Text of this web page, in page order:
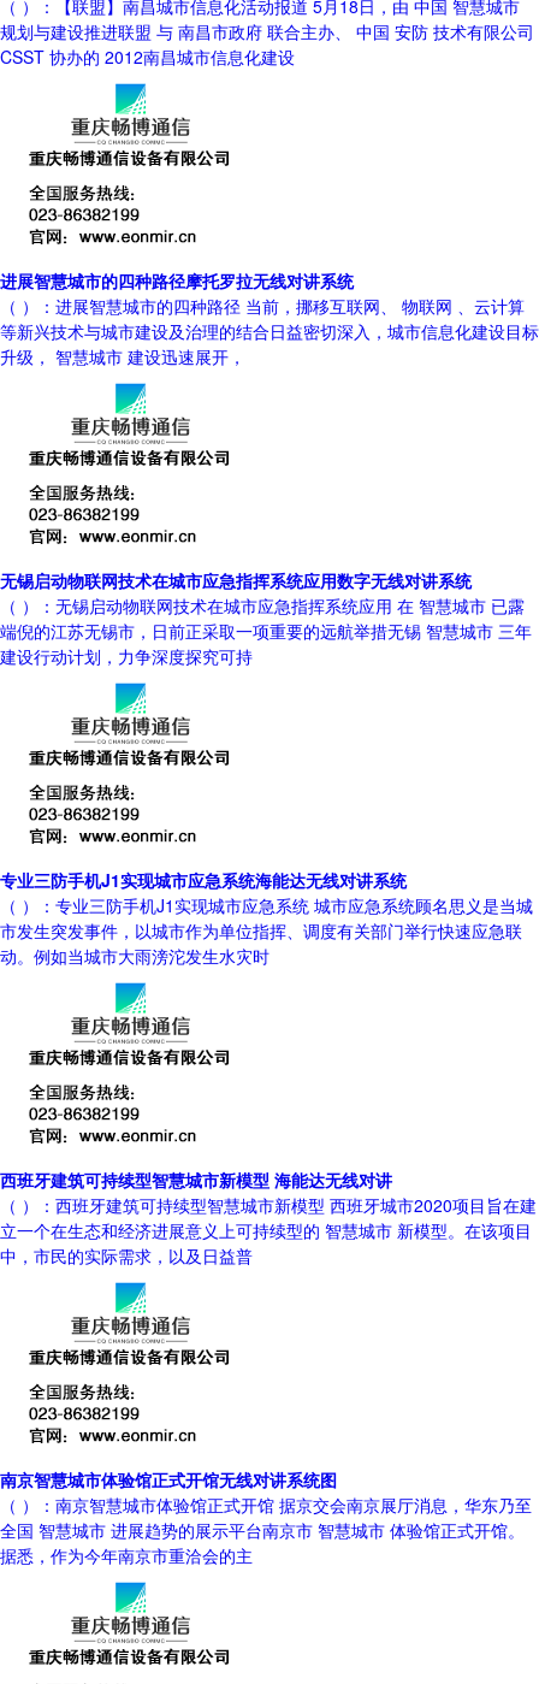
（ ）：【联盟】南昌城市信息化活动报道 5月18日，由 中国 智慧城市
规划与建设推进联盟 与 南昌市政府 联合主办、 中国 安防 技术有限公司
CSST 协办的 2012南昌城市信息化建设
进展智慧城市的四种路径摩托罗拉无线对讲系统
（ ）：进展智慧城市的四种路径 当前，挪移互联网、 物联网 、云计算
等新兴技术与城市建设及治理的结合日益密切深入，城市信息化建设目标
升级， 智慧城市 建设迅速展开，
无锡启动物联网技术在城市应急指挥系统应用数字无线对讲系统
（ ）：无锡启动物联网技术在城市应急指挥系统应用 在 智慧城市 已露
端倪的江苏无锡市，日前正采取一项重要的远航举措无锡 智慧城市 三年
建设行动计划，力争深度探究可持
专业三防手机J1实现城市应急系统海能达无线对讲系统
（ ）：专业三防手机J1实现城市应急系统 城市应急系统顾名思义是当城
市发生突发事件，以城市作为单位指挥、调度有关部门举行快速应急联
动。例如当城市大雨滂沱发生水灾时
西班牙建筑可持续型智慧城市新模型 海能达无线对讲
（ ）：西班牙建筑可持续型智慧城市新模型 西班牙城市2020项目旨在建
立一个在生态和经济进展意义上可持续型的 智慧城市 新模型。在该项目
中，市民的实际需求，以及日益普
南京智慧城市体验馆正式开馆无线对讲系统图
（ ）：南京智慧城市体验馆正式开馆 据京交会南京展厅消息，华东乃至
全国 智慧城市 进展趋势的展示平台南京市 智慧城市 体验馆正式开馆。
据悉，作为今年南京市重洽会的主